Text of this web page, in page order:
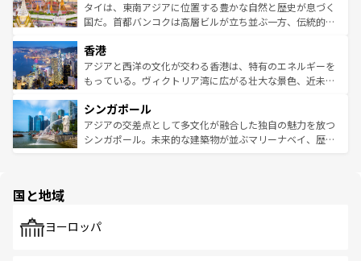
わってみてほしい。 なお、新着の韓国情報はコンテンツ一
覧を参照してほしい。
ーチミン市のフランス統治時代の建物も、独特の雰囲気を
醸し出している。また、バラエティの豊かさとおいしさで
とつ。フォーやバインミー、ベトナムコーヒーなどは、ぜ
ひ現地で味わいたい。どの地域を訪れてもあたたかい人々
が旅行者を迎えてくれるので、きっと忘れられない旅にな
参照してほしい。
タイは、東南アジアに位置する豊かな自然と歴史が息づく
国だ。首都バンコクは高層ビルが立ち並ぶ一方、伝統的な
の活気が交差している。北部ではチェンマイなどの山岳地
帯で自然と触れ合い、南部ではプーケットやクラビの美し
いビーチでリゾート気分を楽しむことができる。タイ料理
激する。気候は一年中温暖で、どの季節にも異なる楽しみ
が待っている。親しみやすいタイの人々、仏教を中心とし
た文化、そして多様な観光資源が、訪れる旅人を魅了し続
香港
アジアと西洋の文化が交わる香港は、特有のエネルギーを
もっている。ヴィクトリア湾に広がる壮大な景色、近未来
み、どこを訪れても感動するはず。観光スポットが密集し
ており、効率よく見どころを回れるのも魅力。息をのむよ
うな絶景から文化的な体験まで、香港を存分に楽しみ尽く
シンガポール
アジアの交差点として多文化が融合した独自の魅力を放つ
シンガポール。未来的な建築物が並ぶマリーナベイ、歴史
で、ホーカーズは地元の風情を楽しめる外せないスポット
国と地域
ヨーロッパ